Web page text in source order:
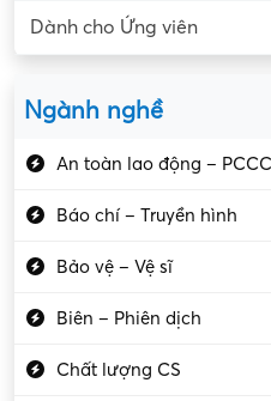
Dành cho Ứng viên
Ngành nghề
An toàn lao động – PCCC
Báo chí – Truyền hình
Bảo vệ – Vệ sĩ
Biên – Phiên dịch
Chất lượng CS